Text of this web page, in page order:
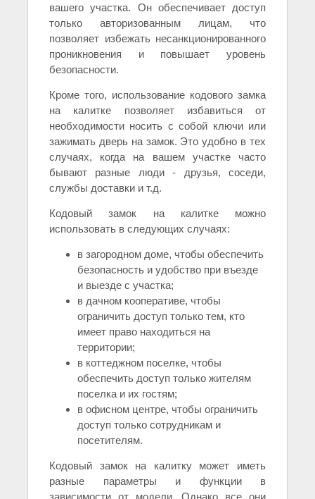
вашего участка. Он обеспечивает доступ
только авторизованным лицам, что
позволяет избежать несанкционированного
проникновения и повышает уровень
безопасности.
Кроме того, использование кодового замка
на калитке позволяет избавиться от
необходимости носить с собой ключи или
зажимать дверь на замок. Это удобно в тех
случаях, когда на вашем участке часто
бывают разные люди - друзья, соседи,
службы доставки и т.д.
Кодовый замок на калитке можно
использовать в следующих случаях:
в загородном доме, чтобы обеспечить
безопасность и удобство при въезде
и выезде с участка;
в дачном кооперативе, чтобы
ограничить доступ только тем, кто
имеет право находиться на
территории;
в коттеджном поселке, чтобы
обеспечить доступ только жителям
поселка и их гостям;
в офисном центре, чтобы ограничить
доступ только сотрудникам и
посетителям.
Кодовый замок на калитку может иметь
разные параметры и функции в
зависимости от модели. Однако все они